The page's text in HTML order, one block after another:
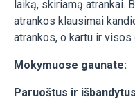
laiką, skiriamą atrankai.
atrankos klausimai
atrankos, o kartu ir
Mokymuose gaunate:
Paruoštus ir